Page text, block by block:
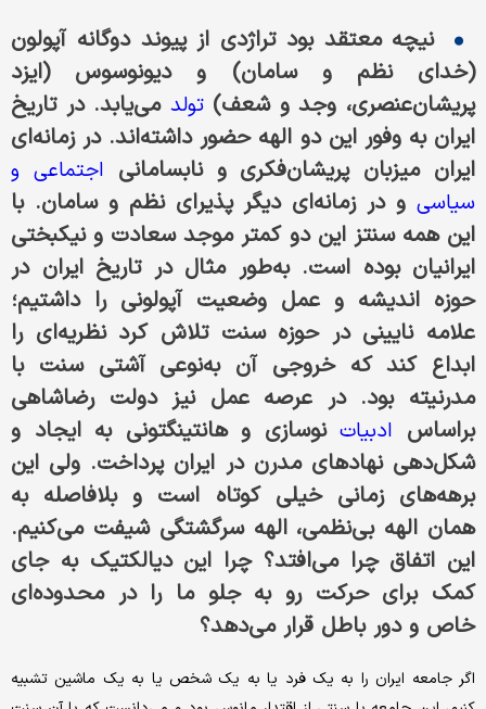
نیچه معتقد بود تراژدی از پیوند دوگانه‌ آپولون
(خدای نظم و سامان) و دیونوسوس (ایزد
پریشان‌عنصری، وجد و شعف)تولد می‌یابد. در تاریخ
ایران به وفور این دو الهه حضور داشته‌اند. در زمانه‌ای
ایران میزبان پریشان‌فکری و نابسامانی اجتماعی و
سیاسی و در زمانه‌ای دیگر پذیرای نظم و سامان. با
این همه سنتز این دو کمتر موجد سعادت و نیکبختی
ایرانیان بوده است. به‌طور مثال در تاریخ ایران در
حوزه‌ اندیشه و عمل وضعیت آپولونی را داشتیم؛
علامه نایینی در حوزه سنت تلاش کرد نظریه‌ای را
ابداع کند که خروجی آن به‌نوعی آشتی سنت با
مدرنیته بود. در عرصه‌ عمل نیز دولت رضاشاهی
براساس ادبیاتنوسازی و هانتینگتونی به ایجاد و
شکل‌دهی نهادهای مدرن در ایران پرداخت. ولی این
برهه‌های زمانی خیلی کوتاه است و بلافاصله به
همان الهه‌ بی‌نظمی، الهه‌ سرگشتگی شیفت می‌کنیم.
این اتفاق چرا می‌افتد؟ چرا این دیالکتیک به جای
کمک برای حرکت رو به جلو ما را در محدوده‌ای
خاص و دور باطل قرار می‌دهد؟
اگر جامعه‌ ایران را به یک فرد یا به یک شخص یا به یک ماشین تشبیه